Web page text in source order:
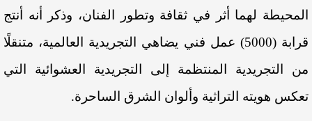
المحيطة لهما أثر في ثقافة وتطور الفنان، وذكر أنه أنتج
قرابة (5000) عمل فني يضاهي التجريدية العالمية، متنقلًا
من التجريدية المنتظمة إلى التجريدية العشوائية التي
تعكس هويته التراثية وألوان الشرق الساحرة.